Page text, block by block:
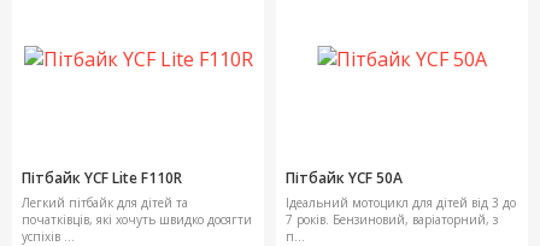
Пітбайк YCF Lite F110R
Легкий пітбайк для дітей та
початківців, які хочуть швидко досягти
успіхів ...
Пітбайк YCF 50A
Ідеальний мотоцикл для дітей від 3 до
7 років. Бензиновий, варіаторний, з
п...